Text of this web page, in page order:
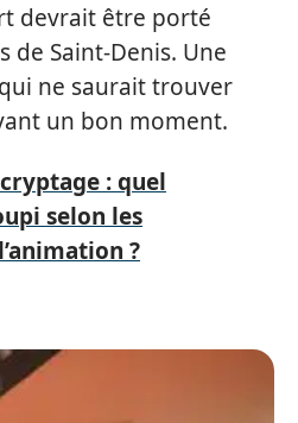
devrait être porté
de Saint-Denis. Une
ne saurait trouver
un bon moment.
: quel
selon les
?
SUR…